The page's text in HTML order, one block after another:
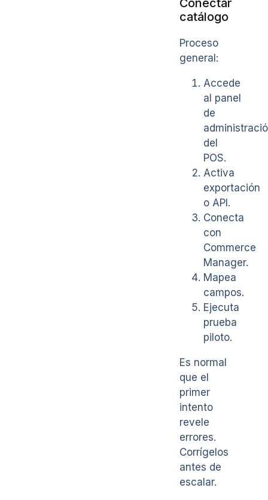
Conectar
catálogo
Proceso
general:
Accede
al panel
de
del
POS.
Activa
exportación
o API.
Conecta
con
Commerce
Manager.
Mapea
campos.
Ejecuta
prueba
piloto.
Es normal
que el
primer
intento
revele
errores.
Corrígelos
antes de
escalar.